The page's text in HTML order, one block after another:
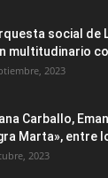
social de
multitudinario
2023
Carballo,
Marta», entre
2023